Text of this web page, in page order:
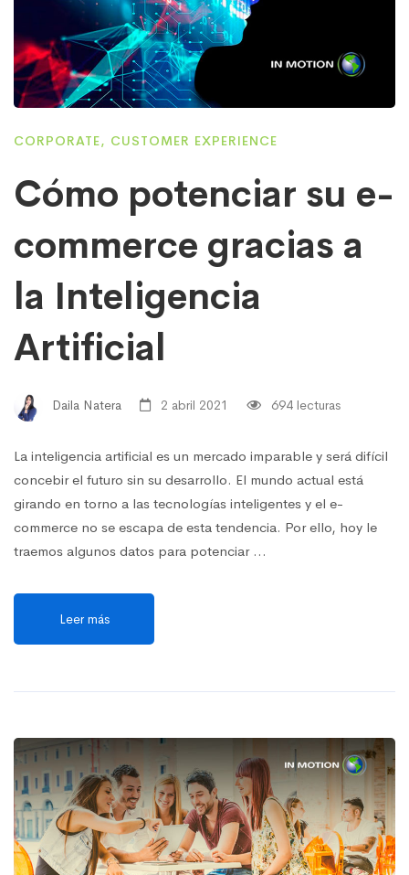
CORPORATE, CUSTOMER EXPERIENCE
Cómo potenciar su e-
commerce gracias a
la Inteligencia
Artificial
Daila Natera 2 abril 2021 694 lecturas
La inteligencia artificial es un mercado imparable y será difícil
concebir el futuro sin su desarrollo. El mundo actual está
girando en torno a las tecnologías inteligentes y el e-
commerce no se escapa de esta tendencia. Por ello, hoy le
traemos algunos datos para potenciar …
Leer más